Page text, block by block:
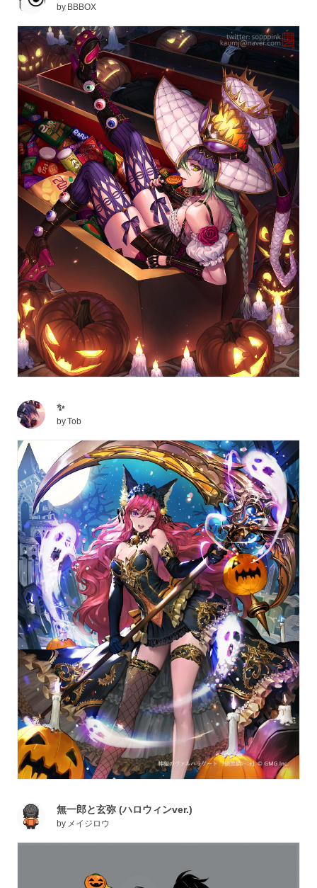
by BBBOX
✨
byTob
無一郎と玄弥 (ハロウィンver.)
by メイジロウ